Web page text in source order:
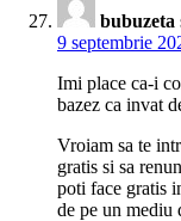
bubuzeta
9 septembrie
Imi place ca-i
bazez ca invat
Vroiam sa te
gratis si sa
poti face gratis
de pe un mediu